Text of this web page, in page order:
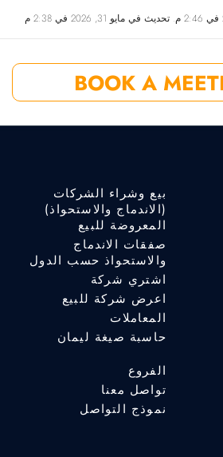
بيع وشراء الشركات
(الاندماج والاستحواذ)
المعروضة للبيع
صفقات الاندماج
والاستحواذ حسب الدول
اشتري شركة
اعرض شركة للبيع
المعاملات
حاسبة صيغة ليمان
الفروع
تواصل معنا
نموذج التواصل